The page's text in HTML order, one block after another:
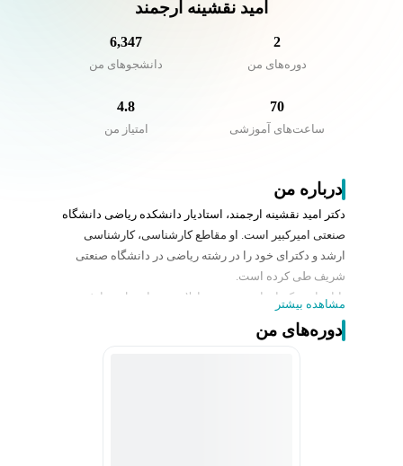
امید نقشینه ارجمند
2
دوره‌های من
6,347
دانشجو‌های من
70
ساعت‌های آموزشی
4.8
امتیاز من
درباره من
دکتر امید نقشینه ارجمند، استادیار دانشکده ریاضی دانشگاه
صنعتی امیرکبیر است. او مقاطع کارشناسی، کارشناسی
ارشد و دکترای خود را در رشته ریاضی در دانشگاه صنعتی
شریف طی کرده است.
پایان‌نامه دکترای او در مورد معادلات دیفرانسیل تصادفی
بوده است و علاوه بر آن به آنالیز ریاضی، آمار و احتمال و
فرآیندهای تصادفی و نظریه بازی‌ها علاقه‌مند است.
مشاهده بیشتر
دوره‌های من